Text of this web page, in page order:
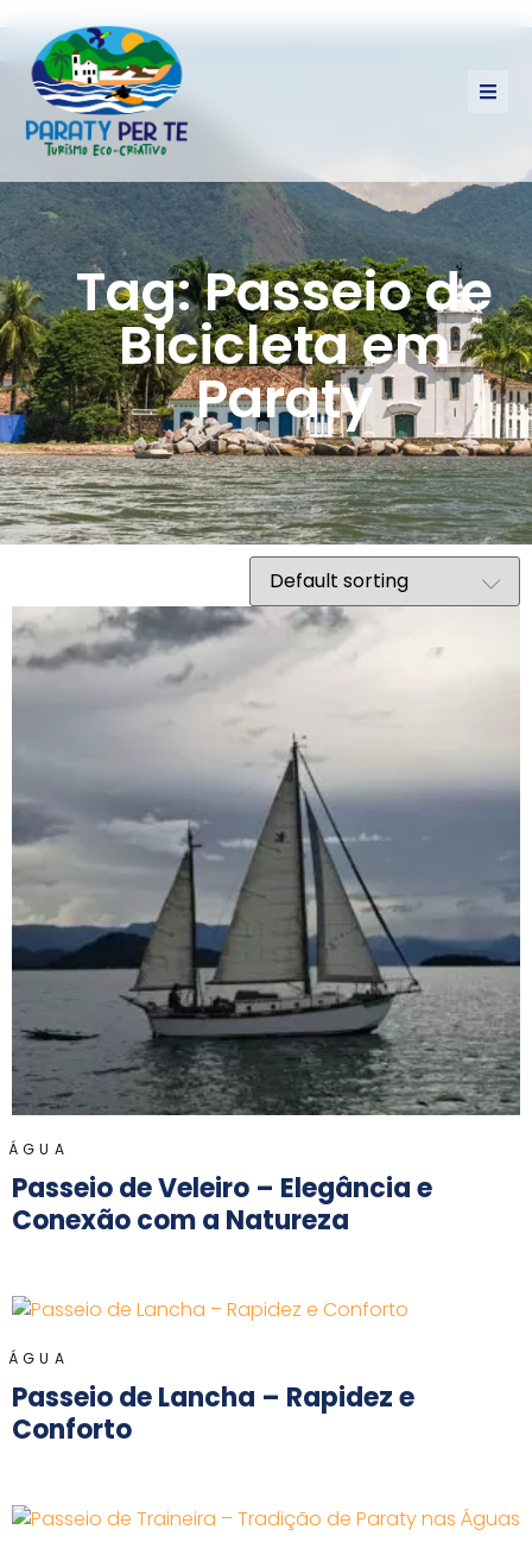
Tag: Passeio de
Bicicleta em
Paraty
ÁGUA
Passeio de Veleiro – Elegância e
Conexão com a Natureza
ÁGUA
Passeio de Lancha – Rapidez e
Conforto